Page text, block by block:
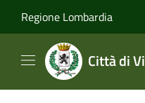
Regione Lombardia
Città di